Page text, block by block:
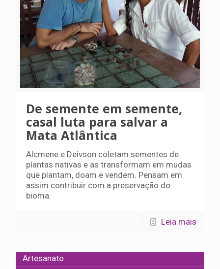
De semente em semente,
casal luta para salvar a
Mata Atlântica
Alcmene e Deivson coletam sementes de
plantas nativas e as transformam em mudas
que plantam, doam e vendem. Pensam em
assim contribuir com a preservação do
bioma.
Leia mais
Artesanato